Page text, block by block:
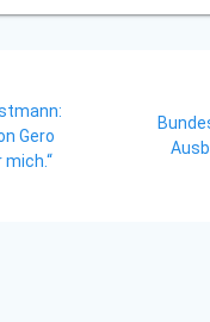
Gero